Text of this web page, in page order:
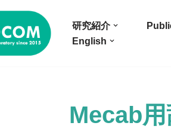
研究紹介
English
Mecab